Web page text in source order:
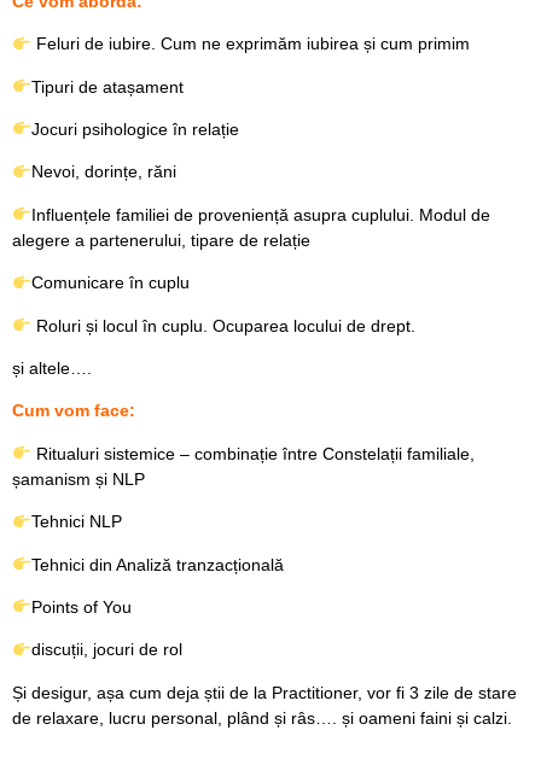
Feluri de iubire. Cum ne exprimăm iubirea și cum primim
Tipuri de atașament
Jocuri psihologice în relație
Nevoi, dorințe, răni
Influențele familiei de proveniență asupra cuplului. Modul de
alegere a partenerului, tipare de relație
Comunicare în cuplu
Roluri și locul în cuplu. Ocuparea locului de drept.
și altele….
Cum vom face:
Ritualuri sistemice – combinație între Constelații familiale,
șamanism și NLP
Tehnici NLP
Tehnici din Analiză tranzacțională
Points of You
discuții, jocuri de rol
Și desigur, așa cum deja știi de la Practitioner, vor fi 3 zile de stare
de relaxare, lucru personal, plând și râs…. și oameni faini și calzi.